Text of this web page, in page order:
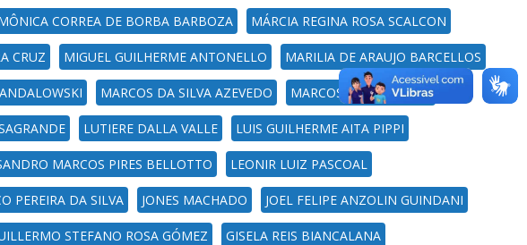
CORREA DE BORBA BARBOZA MÁRCIA REGINA ROSA SCALCON
CRUZ MIGUEL GUILHERME ANTONELLO MARILIA DE ARAUJO BARCELLOS
MARCOS DA SILVA AZEVEDO MARCOS BROD JUNIOR
LUTIERE DALLA VALLE LUIS GUILHERME AITA PIPPI
MARCOS PIRES BELLOTTO LEONIR LUIZ PASCOAL
PEREIRA DA SILVA JONES MACHADO JOEL FELIPE ANZOLIN GUINDANI
STEFANO ROSA GÓMEZ GISELA REIS BIANCALANA